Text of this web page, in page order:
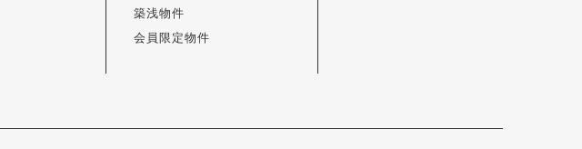
築浅物件
会員限定物件